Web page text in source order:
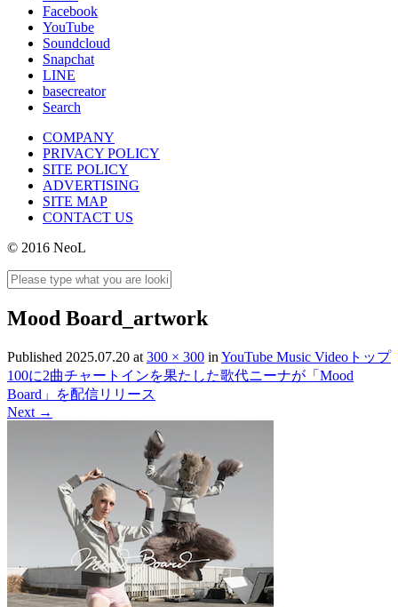
Facebook
YouTube
Soundcloud
Snapchat
LINE
basecreator
Search
COMPANY
PRIVACY POLICY
SITE POLICY
ADVERTISING
SITE MAP
CONTACT US
© 2016 NeoL
Mood Board_artwork
Published 2025.07.20 at 300 × 300 in YouTube Music Videoトップ
100に2曲チャートインを果たした歌代ニーナが「Mood
Board」を配信リリース
Next →